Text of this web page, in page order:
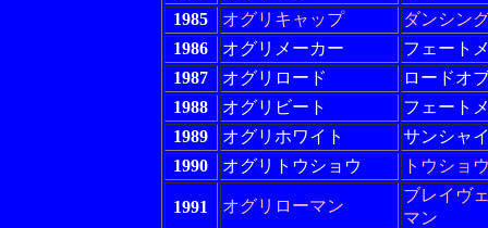
1985
オグリキャップ
ダンシン
1986
オグリメーカー
フェート
1987
オグリロード
ロードオ
1988
オグリビート
フェート
1989
オグリホワイト
サンシャ
1990
オグリトウショウ トウショ
1991 オグリローマン
ブレイヴ
マン